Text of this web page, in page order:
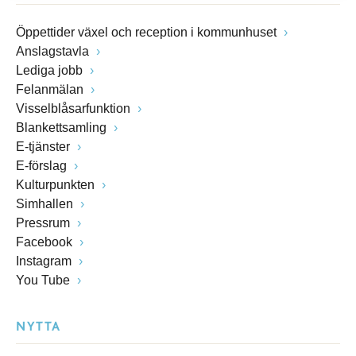
Öppettider växel och reception i kommunhuset
Anslagstavla
Lediga jobb
Felanmälan
Visselblåsarfunktion
Blankettsamling
E-tjänster
E-förslag
Kulturpunkten
Simhallen
Pressrum
Facebook
Instagram
You Tube
NYTTA